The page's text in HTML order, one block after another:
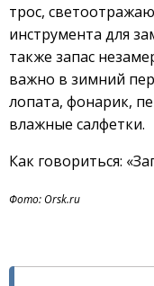
трос,
инструмента для
также запас
важно в зимний
лопата, фонарик,
влажные салфетки.
Как говориться:
Фото: Orsk.ru